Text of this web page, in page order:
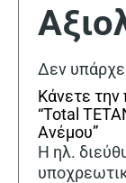
Δεν
Κάνετε την
“Total
Ανέμου”
Η ηλ.